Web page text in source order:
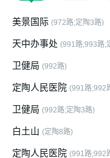
美景国际 (972路;定陶3路)
天中办事处 (991路;993路;
卫健局 (992路)
定陶人民医院 (991路;992
卫健局 (992路;定陶3路)
白土山 (定陶8路)
定陶人民医院 (991路;992